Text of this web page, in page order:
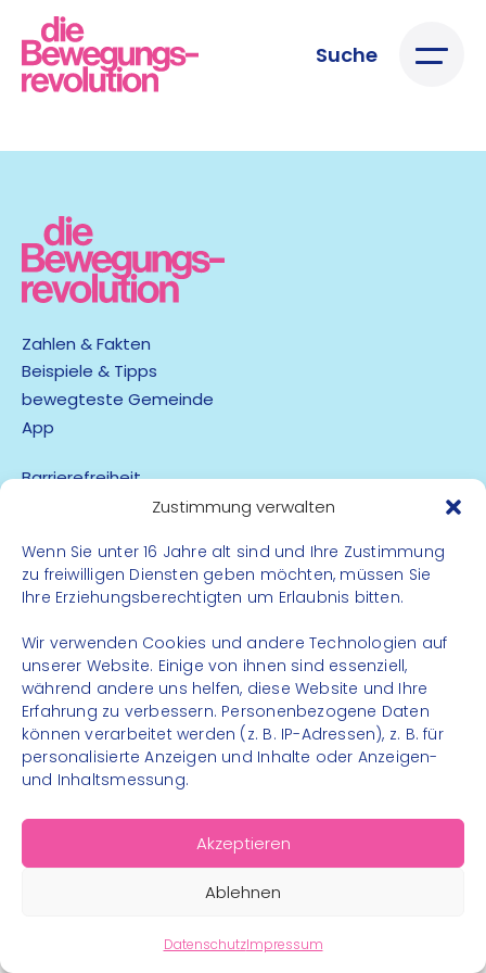
Zustimmung verwalten
Wenn Sie unter 16 Jahre alt sind und Ihre Zustimmung
zu freiwilligen Diensten geben möchten, müssen Sie
Ihre Erziehungsberechtigten um Erlaubnis bitten.
Wir verwenden Cookies und andere Technologien auf
unserer Website. Einige von ihnen sind essenziell,
während andere uns helfen, diese Website und Ihre
Erfahrung zu verbessern. Personenbezogene Daten
können verarbeitet werden (z. B. IP-Adressen), z. B. für
personalisierte Anzeigen und Inhalte oder Anzeigen-
und Inhaltsmessung.
Akzeptieren
Ablehnen
DatenschutzImpressum
Suche
Zahlen & Fakten
Beispiele & Tipps
bewegteste Gemeinde
App
Barrierefreiheit
Kontakt
Instagram
Facebook
© 2026 – Bewegungsland Steiermark gGmbH - Alle